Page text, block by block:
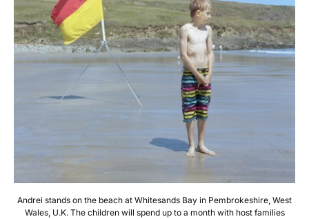
Andrei stands on the beach at Whitesands Bay in Pembrokeshire, West
Wales, U.K. The children will spend up to a month with host families